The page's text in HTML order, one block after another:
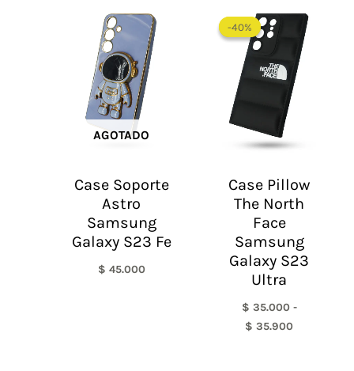
AGOTADO
Case Soporte
Astro
Samsung
Galaxy S23 Fe
$ 45.000
-40%
-40%
Case Pillow
The North
Face
Samsung
Galaxy S23
Ultra
$ 35.000 -
$ 35.900
precios:
desde
$ 35.000
hasta
$ 35.900